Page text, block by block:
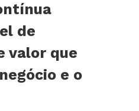
de
valor que
e o